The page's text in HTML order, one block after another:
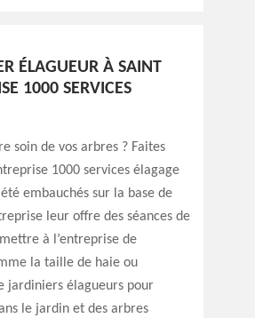
ÉLAGUEUR À SAINT
1000 SERVICES
soin de vos arbres ? Faites
1000 services élagage
embauchés sur la base de
leur offre des séances de
à l’entreprise de
la taille de haie ou
jardiniers élagueurs pour
le jardin et des arbres